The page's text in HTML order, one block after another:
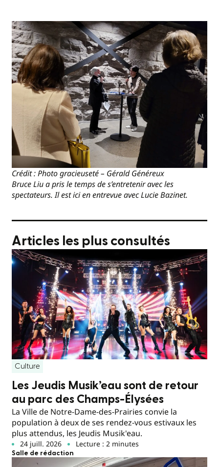
Crédit : Photo gracieuseté – Gérald Généreux
Bruce Liu a pris le temps de s’entretenir avec les
spectateurs. Il est ici en entrevue avec Lucie Bazinet.
Articles les plus consultés
Culture
Les Jeudis Musik’eau sont de retour
au parc des Champs-Élysées
La Ville de Notre-Dame-des-Prairies convie la
population à deux de ses rendez-vous estivaux les
plus attendus, les Jeudis Musik'eau.
24 juill. 2026 Lecture : 2 minutes
Salle de rédaction